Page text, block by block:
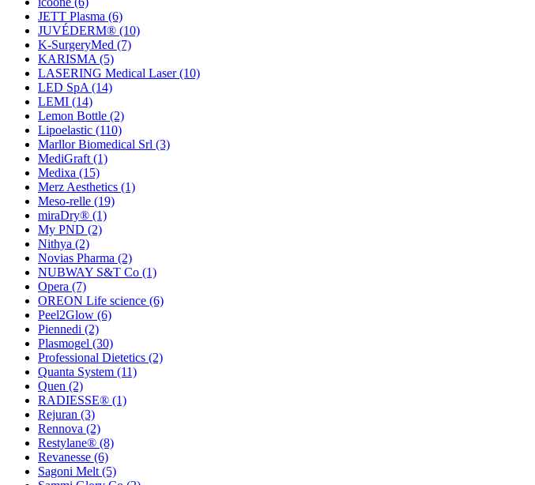
JETT Plasma (6)
JUVÉDERM® (10)
K-SurgeryMed (7)
KARISMA (5)
LASERING Medical Laser(10)
LED SpA (14)
LEMI (14)
Lemon Bottle (2)
Lipoelastic (110)
Marllor Biomedical Srl (3)
MediGraft (1)
Medixa (15)
Merz Aesthetics (1)
Meso-relle (19)
miraDry® (1)
My PND (2)
Nithya (2)
Novias Pharma (2)
NUBWAY S&T Co (1)
Opera (7)
OREON Life science (6)
Peel2Glow (6)
Piennedi (2)
Plasmogel (30)
Professional Dietetics (2)
Quanta System (11)
Quen (2)
RADIESSE® (1)
Rejuran (3)
Rennova (2)
Restylane® (8)
Revanesse (6)
Sagoni Melt (5)